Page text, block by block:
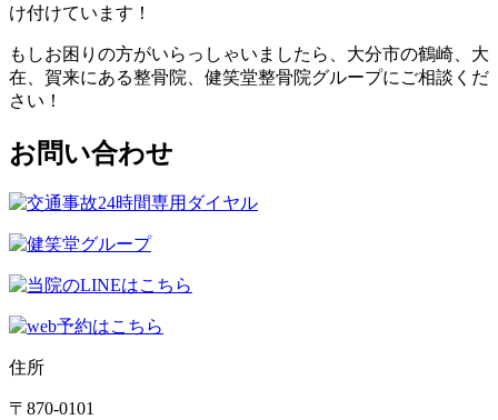
け付けています！
もしお困りの方がいらっしゃいましたら、大分市の鶴崎、大
在、賀来にある整骨院、健笑堂整骨院グループにご相談くだ
さい！
お問い合わせ
住所
〒870-0101